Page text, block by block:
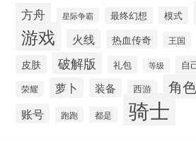
方舟 星际争霸 最终幻想 模式
游戏 火线 热血传奇 王国
皮肤 破解版 礼包 等级 自
荣耀 萝卜 装备 西游 角色
账号 跑跑 都是 骑士